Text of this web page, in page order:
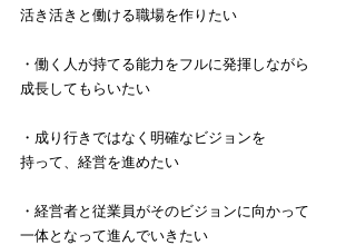
活き活きと働ける職場を作りたい
・働く人が持てる能力をフルに発揮しながら
成長してもらいたい
・成り行きではなく明確なビジョンを
持って、経営を進めたい
・経営者と従業員がそのビジョンに向かって
一体となって進んでいきたい